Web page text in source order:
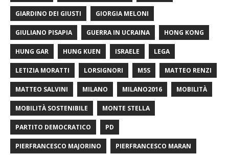
GIARDINO DEI GIUSTI GIORGIA MELONI
GIULIANO PISAPIA GUERRA IN UCRAINA HONG KONG
HUNG GAR HUNG KUEN ISRAELE LEGA
LETIZIA MORATTI LORSIGNORI M5S MATTEO RENZI
MATTEO SALVINI MILANO MILANO2016 MOBILITÀ
MOBILITÀ SOSTENIBILE MONTE STELLA
PARTITO DEMOCRATICO PD
PIERFRANCESCO MAJORINO PIERFRANCESCO MARAN